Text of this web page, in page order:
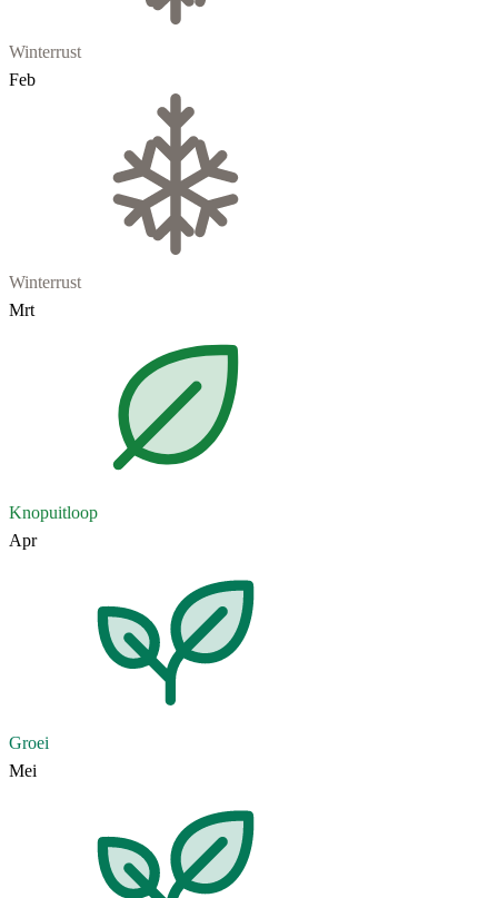
Winterrust
Feb
Winterrust
Mrt
Knopuitloop
Apr
Groei
Mei